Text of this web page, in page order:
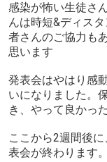
感染が怖い生徒さ
んは時短&ディス
者さんのご協力も
思います
発表会はやはり感
いになりました。
き、やって良かっ
ここから2週間後
表会が終わります。